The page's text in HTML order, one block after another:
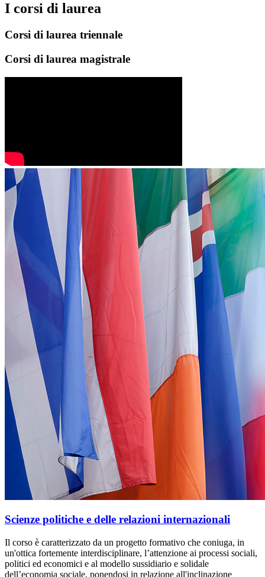
I corsi di laurea
Corsi di laurea triennale
Corsi di laurea magistrale
Scienze politiche e delle relazioni internazionali
Il corso è caratterizzato da un progetto formativo che coniuga, in
un'ottica fortemente interdisciplinare, l’attenzione ai processi sociali,
politici ed economici e al modello sussidiario e solidale
dell’economia sociale, ponendosi in relazione all'inclinazione